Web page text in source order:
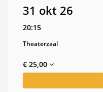
31 okt 26
20:15
Theaterzaal
€ 25,00